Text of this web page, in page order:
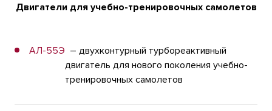
Двигатели для учебно-тренировочных самолетов
АЛ-55Э – двухконтурный турбореактивный
двигатель для нового поколения учебно-
тренировочных самолетов